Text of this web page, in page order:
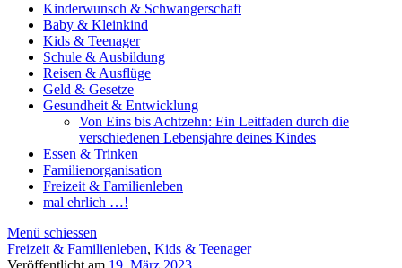
Kinderwunsch & Schwangerschaft
Baby & Kleinkind
Kids & Teenager
Schule & Ausbildung
Reisen & Ausflüge
Geld & Gesetze
Gesundheit & Entwicklung
Von Eins bis Achtzehn: Ein Leitfaden durch die
verschiedenen Lebensjahre deines Kindes
Essen & Trinken
Familienorganisation
Freizeit & Familienleben
mal ehrlich …!
Menü schiessen
Freizeit & Familienleben, Kids & Teenager
Veröffentlicht am 19. März 2023